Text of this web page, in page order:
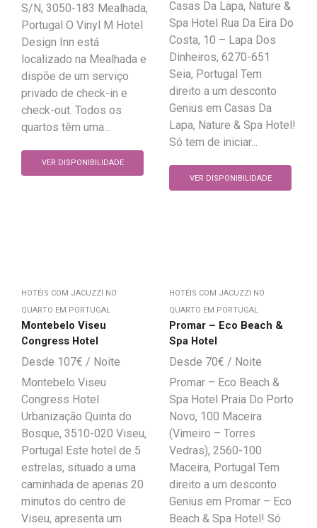
S/N, 3050-183 Mealhada,
Portugal O Vinyl M Hotel
Design Inn está
localizado na Mealhada e
dispõe de um serviço
privado de check-in e
check-out. Todos os
quartos têm uma...
VER DISPONIBILIDADE
Casas Da Lapa, Nature &
Spa Hotel Rua Da Eira Do
Costa, 10 – Lapa Dos
Dinheiros, 6270-651
Seia, Portugal Tem
direito a um desconto
Genius em Casas Da
Lapa, Nature & Spa Hotel!
Só tem de iniciar...
VER DISPONIBILIDADE
HOTÉIS COM JACUZZI NO
QUARTO EM PORTUGAL
Montebelo Viseu
Congress Hotel
107€
Montebelo Viseu
Congress Hotel
Urbanização Quinta do
Bosque, 3510-020 Viseu,
Portugal Este hotel de 5
estrelas, situado a uma
caminhada de apenas 20
minutos do centro de
Viseu, apresenta um
HOTÉIS COM JACUZZI NO
QUARTO EM PORTUGAL
Promar – Eco Beach &
Spa Hotel
70€
Promar – Eco Beach &
Spa Hotel Praia Do Porto
Novo, 100 Maceira
(Vimeiro – Torres
Vedras), 2560-100
Maceira, Portugal Tem
direito a um desconto
Genius em Promar – Eco
Beach & Spa Hotel! Só